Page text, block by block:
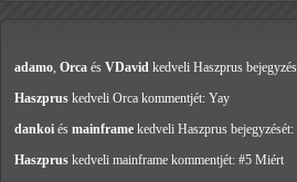
adamo, Orca és VDavid kedveli Haszprus
Haszprus kedveli Orca kommentjét: Yay
dankoi és mainframe kedveli Haszprus
Haszprus kedveli mainframe kommentjét: #5 Miért